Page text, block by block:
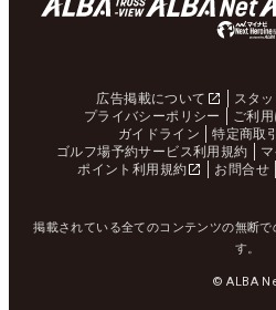
広告掲載について スタ
プライバシーポリシー
ご利
ガイドライン
特定商取
ゴルフ場予約サービス利用規約
ポイント利用規約
お問合せ
掲載されている全てのコンテンツの無断
す。
© ALBA